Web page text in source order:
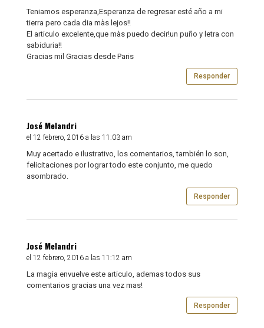
Teniamos esperanza,Esperanza de regresar esté año a mi
tierra pero cada dia màs lejos!!
El articulo excelente,que màs puedo decir!un puño y letra con
sabiduria!!
Gracias mil Gracias desde Paris
Responder
José Melandri
el 12 febrero, 2016 a las 11:03 am
Muy acertado e ilustrativo, los comentarios, también lo son,
felicitaciones por lograr todo este conjunto, me quedo
asombrado.
Responder
José Melandri
el 12 febrero, 2016 a las 11:12 am
La magia envuelve este articulo, ademas todos sus
comentarios gracias una vez mas!
Responder